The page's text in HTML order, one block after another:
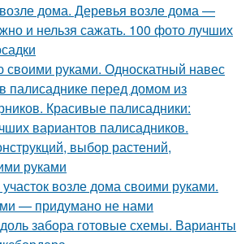
дома. Деревья возле дома —
и нельзя сажать. 100 фото лучших
своими руками. Односкатный навес
палисаднике перед домом из
Красивые палисадники:
вариантов палисадников.
выбор растений,
руками
возле дома своими руками.
— придумано не нами
забора готовые схемы. Варианты